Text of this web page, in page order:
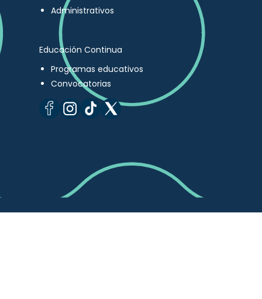
Administrativos
Educación Continua
Programas educativos
Convocatorias